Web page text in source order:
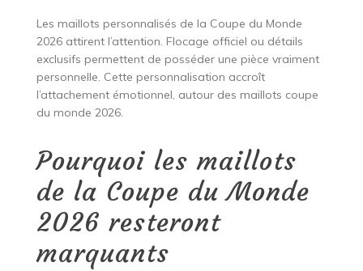
Les maillots personnalisés de la Coupe du Monde
2026 attirent l’attention. Flocage officiel ou détails
exclusifs permettent de posséder une pièce vraiment
personnelle. Cette personnalisation accroît
l’attachement émotionnel, autour des maillots coupe
du monde 2026.
Pourquoi les maillots
de la Coupe du Monde
2026 resteront
marquants